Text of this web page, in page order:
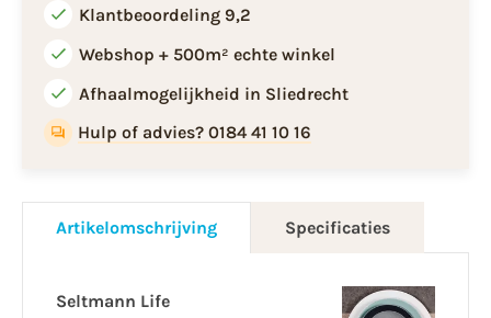
Klantbeoordeling 9,2
Webshop + 500m² echte winkel
Afhaalmogelijkheid in Sliedrecht
Hulp of advies? 0184 41 10 16
Artikelomschrijving Specificaties
Seltmann Life